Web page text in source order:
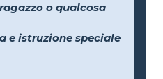
o qualcosa
e istruzione speciale